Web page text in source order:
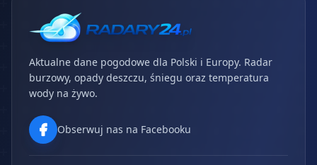
Aktualne dane pogodowe dla Polski i Europy. Radar
burzowy, opady deszczu, śniegu oraz temperatura
wody na żywo.
Obserwuj nas na Facebooku